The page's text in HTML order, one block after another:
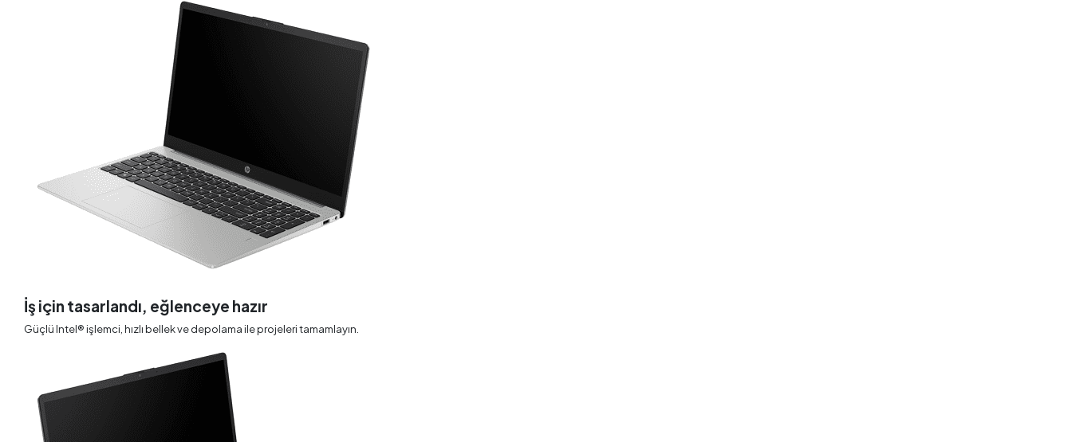
İş için tasarlandı, eğlenceye hazır
Güçlü Intel® işlemci, hızlı bellek ve depolama ile projeleri tamamlayın.